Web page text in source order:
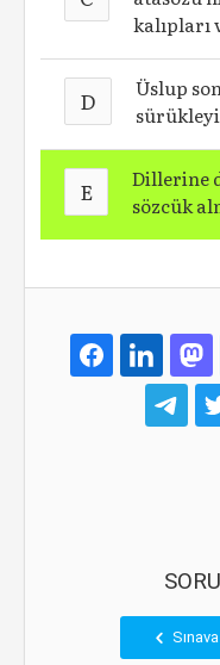
kalıpları
D
Üslup
E
Dillerine
sözcük